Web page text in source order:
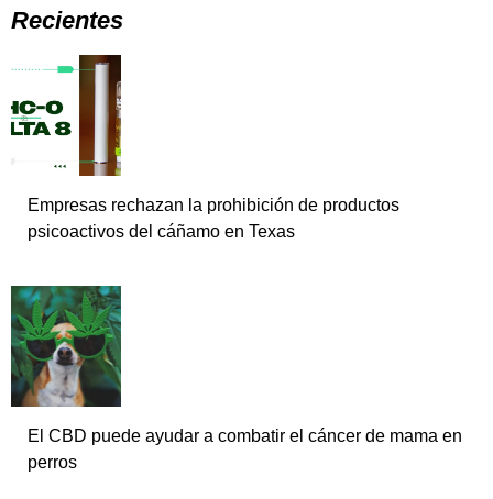
Recientes
Empresas rechazan la prohibición de productos
psicoactivos del cáñamo en Texas
El CBD puede ayudar a combatir el cáncer de mama en
perros